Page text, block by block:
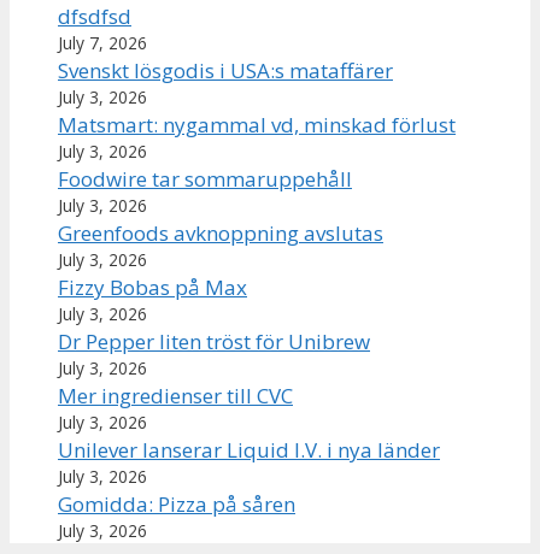
dfsdfsd
July 7, 2026
Svenskt lösgodis i USA:s mataffärer
July 3, 2026
Matsmart: nygammal vd, minskad förlust
July 3, 2026
Foodwire tar sommaruppehåll
July 3, 2026
Greenfoods avknoppning avslutas
July 3, 2026
Fizzy Bobas på Max
July 3, 2026
Dr Pepper liten tröst för Unibrew
July 3, 2026
Mer ingredienser till CVC
July 3, 2026
Unilever lanserar Liquid I.V. i nya länder
July 3, 2026
Gomidda: Pizza på såren
July 3, 2026